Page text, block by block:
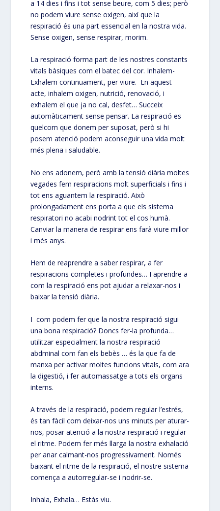
a 14 dies i fins i tot sense beure, com 5 dies; però
no podem viure sense oxigen, així que la
respiració és una part essencial en la nostra vida.
Sense oxigen, sense respirar, morim.
La respiració forma part de les nostres constants
vitals bàsiques com el batec del cor. Inhalem-
Exhalem continuament, per viure. En aquest
acte, inhalem oxigen, nutrició, renovació, i
exhalem el que ja no cal, desfet… Succeix
automàticament sense pensar. La respiració es
quelcom que donem per suposat, però si hi
posem atenció podem aconseguir una vida molt
més plena i saludable.
No ens adonem, però amb la tensió diària moltes
vegades fem respiracions molt superficials i fins i
tot ens aguantem la respiració. Això
prolongadament ens porta a que els sistema
respiratori no acabi nodrint tot el cos humà.
Canviar la manera de respirar ens farà viure millor
i més anys.
Hem de reaprendre a saber respirar, a fer
respiracions completes i profundes… I aprendre a
com la respiració ens pot ajudar a relaxar-nos i
baixar la tensió diària.
I com podem fer que la nostra respiració sigui
una bona respiració? Doncs fer-la profunda…
utilitzar especialment la nostra respiració
abdminal com fan els bebès … és la que fa de
manxa per activar moltes funcions vitals, com ara
la digestió, i fer automassatge a tots els organs
interns.
A través de la respiració, podem regular l’estrés,
és tan fàcil com deixar-nos uns minuts per aturar-
nos, posar atenció a la nostra respiració i regular
el ritme. Podem fer més llarga la nostra exhalació
per anar calmant-nos progressivament. Només
baixant el ritme de la respiració, el nostre sistema
comença a autorregular-se i nodrir-se.
Inhala, Exhala… Estàs viu.